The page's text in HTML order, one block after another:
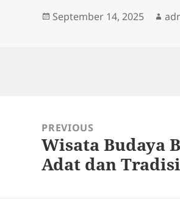
Posted
September 14, 2025
navigationPREVIOUS
Previous
post:
Wisata Budaya
Adat dan